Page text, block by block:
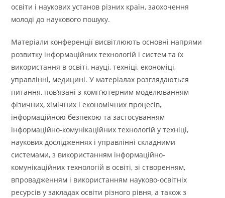
освіти і наукових установ різних країн, заохочення
молоді до наукового пошуку.
Матеріали конференції висвітлюють основні напрями
розвитку інформаційних технологій і систем та їх
використання в освіті, науці, техніці, економіці,
управлінні, медицині. У матеріалах розглядаються
питання, пов’язані з комп’ютерним моделюванням
фізичних, хімічних і економічних процесів,
інформаційною безпекою та застосуванням
інформаційно-комунікаційних технологій у техніці,
наукових дослідженнях і управлінні складними
системами, з використанням інформаційно-
комунікаційних технологій в освіті, зі створенням,
впровадженням і використанням науково-освітніх
ресурсів у закладах освіти різного рівня, а також з